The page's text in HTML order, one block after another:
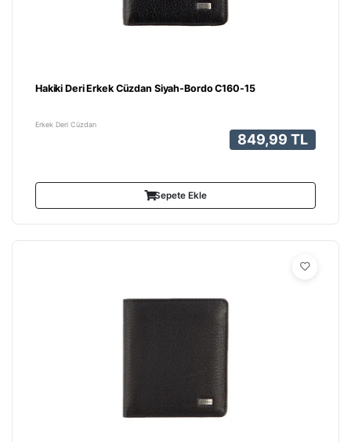
Hakiki Deri Erkek Cüzdan Siyah-Bordo C160-15
Erkek Deri Cüzdan
849,99 TL
Sepete Ekle